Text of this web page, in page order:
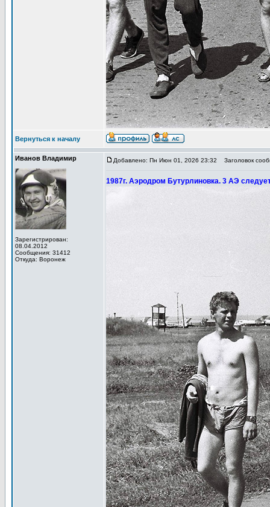
Вернуться к началу
Иванов Владимир
Зарегистрирован:
08.04.2012
Сообщения: 31412
Откуда: Воронеж
Добавлено: Пн Июн 01, 2026 23:32 Заголовок
1987г. Аэродром Бутурлиновка. 3 АЭ